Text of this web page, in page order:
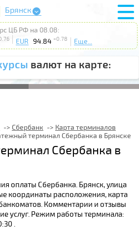
Брянск
ЦБ РФ на 08.08:
EUR 94.84 +0.78 Еще...
валют на карте:
USD EUR
Купить
Сбербанк
Карта терминалов
терминал Сбербанка в Брянске
Сбербанка в
оплаты Сбербанка. Брянск, улица
координаты расположения, карта
Комментарии и отзывы
услуг. Режим работы терминала:
.